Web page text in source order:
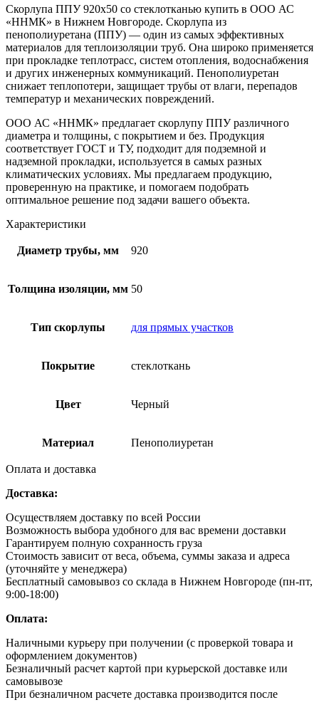
Скорлупа ППУ 920х50 со стеклотканью купить в ООО АС
«ННМК» в Нижнем Новгороде. Скорлупа из
пенополиуретана (ППУ) — один из самых эффективных
материалов для теплоизоляции труб. Она широко применяется
при прокладке теплотрасс, систем отопления, водоснабжения
и других инженерных коммуникаций. Пенополиуретан
снижает теплопотери, защищает трубы от влаги, перепадов
температур и механических повреждений.
ООО АС «ННМК» предлагает скорлупу ППУ различного
диаметра и толщины, с покрытием и без. Продукция
соответствует ГОСТ и ТУ, подходит для подземной и
надземной прокладки, используется в самых разных
климатических условиях. Мы предлагаем продукцию,
проверенную на практике, и помогаем подобрать
оптимальное решение под задачи вашего объекта.
Характеристики
Диаметр трубы, мм 920
Толщина изоляции, мм 50
Тип скорлупы для прямых участков
Покрытие стеклоткань
Цвет Черный
Материал Пенополиуретан
Оплата и доставка
Доставка:
Осуществляем доставку по всей России
Возможность выбора удобного для вас времени доставки
Гарантируем полную сохранность груза
Стоимость зависит от веса, объема, суммы заказа и адреса
(уточняйте у менеджера)
Бесплатный самовывоз со склада в Нижнем Новгороде (пн-пт,
9:00-18:00)
Оплата:
Наличными курьеру при получении (с проверкой товара и
оформлением документов)
Безналичный расчет картой при курьерской доставке или
самовывозе
При безналичном расчете доставка производится после